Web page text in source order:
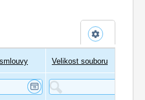
Velikost souboru